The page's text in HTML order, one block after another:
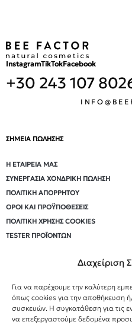
Διαχείριση
Για να παρέχουμε την καλύτερη
όπως cookies για την αποθήκευση
συσκευών. Η συγκατάθεση για τις
να επεξεργαστούμε δεδομένα
InstagramTikTokFacebook
+30 243 107
ΣΗΜΕΙΑ ΠΩΛΗΣΗΣ
Η ΕΤΑΙΡΕΊΑ ΜΑΣ
ΣΥΝΕΡΓΑΣΊΑ ΧΟΝΔΡΙΚΉ ΠΏΛΗΣΗ
ΠΟΛΙΤΙΚΉ ΑΠΟΡΡΉΤΟΥ
ΌΡΟΙ ΚΑΙ ΠΡΟΫΠΟΘΈΣΕΙΣ
ΠΟΛΙΤΙΚΉ ΧΡΉΣΗΣ COOKIES
TESTER ΠΡΟΪΌΝΤΩΝ
Εγγραφή
Συμφωνώ να λαμβάνω